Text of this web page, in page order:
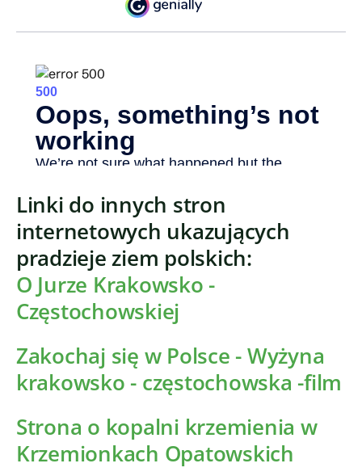
Linki do innych stron
internetowych ukazujących
pradzieje ziem polskich:
O Jurze Krakowsko -
Częstochowskiej
Zakochaj się w Polsce - Wyżyna
krakowsko - częstochowska -film
Strona o kopalni krzemienia w
Krzemionkach Opatowskich